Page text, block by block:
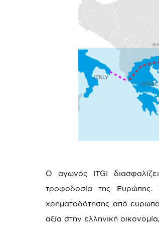
Ο αγωγός ITGI
τροφοδοσία της Ευρώπης.
χρηματοδότησης από
αξία στην ελληνική